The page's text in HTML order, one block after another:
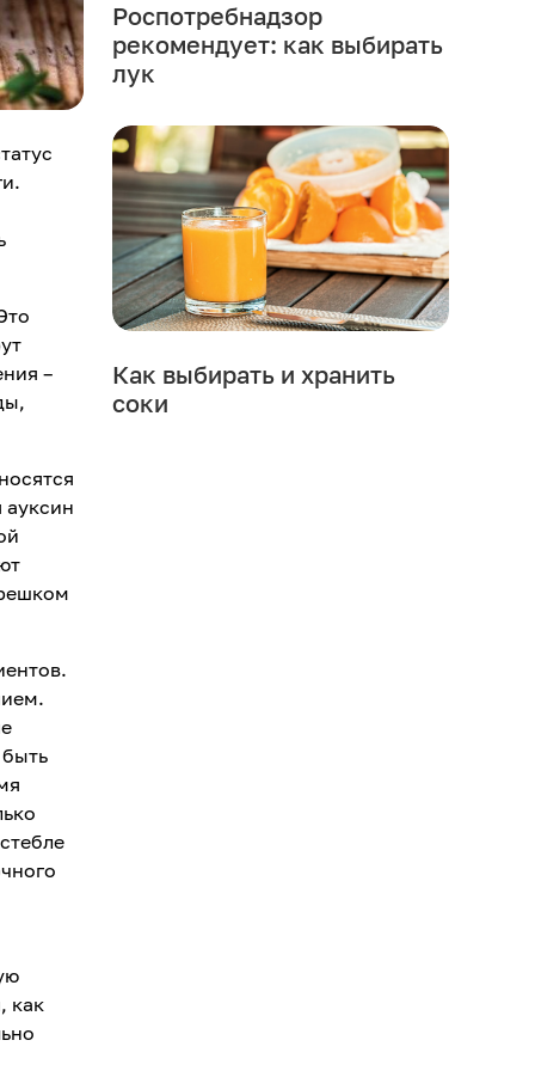
–
ауксин
как
Роспотребнадзор
рекомендует: как выбирать
лук
Как выбирать и хранить
соки